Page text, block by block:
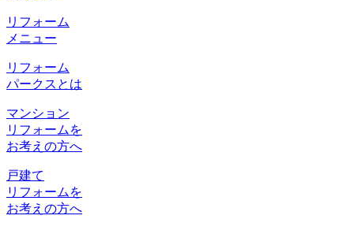
リフォーム
メニュー
リフォーム
パークスとは
マンション
リフォームを
お考えの方へ
戸建て
リフォームを
お考えの方へ